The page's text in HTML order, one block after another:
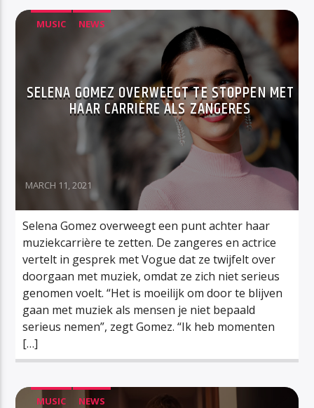
MUSIC NEWS
SELENA GOMEZ OVERWEEGT TE STOPPEN MET
HAAR CARRIÈRE ALS ZANGERES
MARCH 11, 2021
Selena Gomez overweegt een punt achter haar
muziekcarrière te zetten. De zangeres en actrice
vertelt in gesprek met Vogue dat ze twijfelt over
doorgaan met muziek, omdat ze zich niet serieus
genomen voelt. “Het is moeilijk om door te blijven
gaan met muziek als mensen je niet bepaald
serieus nemen”, zegt Gomez. “Ik heb momenten
[…]
MUSIC NEWS